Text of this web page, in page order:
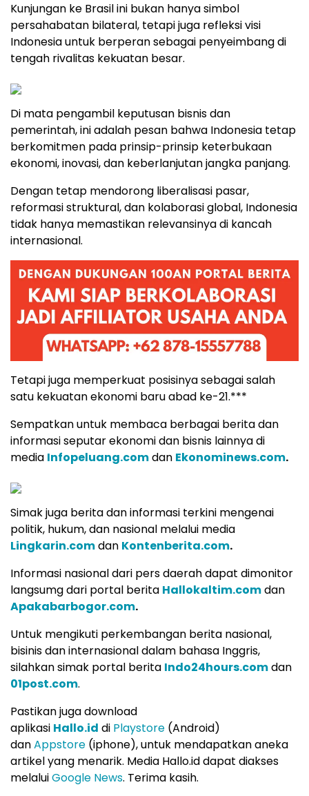
Kunjungan ke Brasil ini bukan hanya simbol
persahabatan bilateral, tetapi juga refleksi visi
Indonesia untuk berperan sebagai penyeimbang di
tengah rivalitas kekuatan besar.
Di mata pengambil keputusan bisnis dan
pemerintah, ini adalah pesan bahwa Indonesia tetap
berkomitmen pada prinsip-prinsip keterbukaan
ekonomi, inovasi, dan keberlanjutan jangka panjang.
Dengan tetap mendorong liberalisasi pasar,
reformasi struktural, dan kolaborasi global, Indonesia
tidak hanya memastikan relevansinya di kancah
internasional.
Tetapi juga memperkuat posisinya sebagai salah
satu kekuatan ekonomi baru abad ke-21.***
Sempatkan untuk membaca berbagai berita dan
informasi seputar ekonomi dan bisnis lainnya di
media Infopeluang.comdan Ekonominews.com.
Simak juga berita dan informasi terkini mengenai
politik, hukum, dan nasional melalui media
Lingkarin.comdan Kontenberita.com.
Informasi nasional dari pers daerah dapat dimonitor
langsumg dari portal berita Hallokaltim.comdan
Apakabarbogor.com.
Untuk mengikuti perkembangan berita nasional,
bisinis dan internasional dalam bahasa Inggris,
silahkan simak portal berita Indo24hours.comdan
01post.com.
Pastikan juga download
aplikasi Hallo.id di Playstore (Android)
danAppstore (iphone), untuk mendapatkan aneka
artikel yang menarik. Media Hallo.id dapat diakses
melaluiGoogle News. Terima kasih.